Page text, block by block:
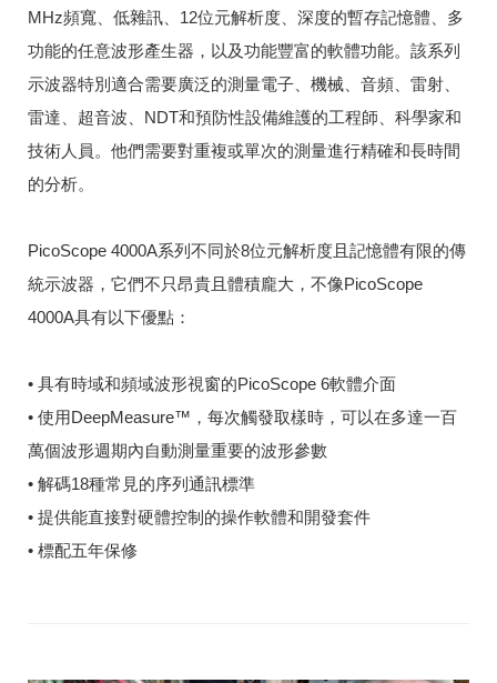
MHz頻寬、低雜訊、12位元解析度、深度的暫存記憶體、多
功能的任意波形產生器，以及功能豐富的軟體功能。該系列
示波器特別適合需要廣泛的測量電子、機械、音頻、雷射、
雷達、超音波、NDT和預防性設備維護的工程師、科學家和
技術人員。他們需要對重複或單次的測量進行精確和長時間
的分析。
PicoScope 4000A系列不同於8位元解析度且記憶體有限的傳
統示波器，它們不只昂貴且體積龐大，不像PicoScope
4000A具有以下優點：
• 具有時域和頻域波形視窗的PicoScope 6軟體介面
• 使用DeepMeasure™，每次觸發取樣時，可以在多達一百
萬個波形週期內自動測量重要的波形參數
• 解碼18種常見的序列通訊標準
• 提供能直接對硬體控制的操作軟體和開發套件
• 標配五年保修